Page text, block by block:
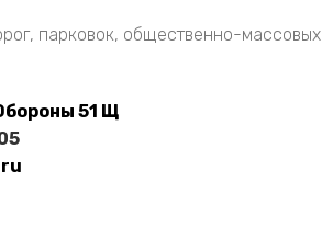
парковок, общественно-массовых
51 Щ